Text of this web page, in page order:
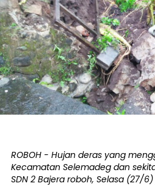
ROBOH - Hujan deras yang
Kecamatan Selemadeg dan
SDN 2 Bajera roboh, Selasa (27/